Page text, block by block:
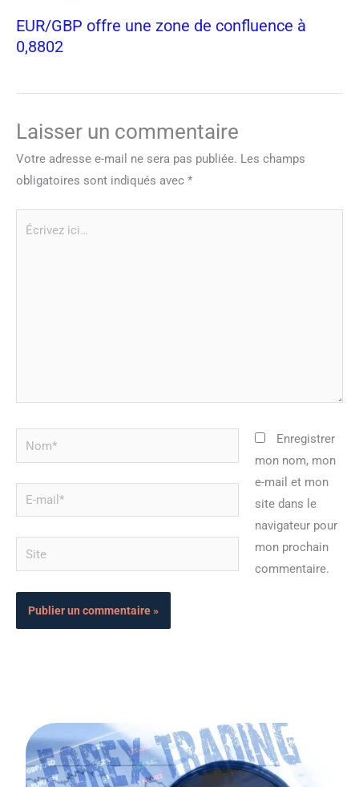
EUR/GBP offre une zone de confluence à
0,8802
Laisser un commentaire
Votre adresse e-mail ne sera pas publiée. Les champs
obligatoires sont indiqués avec *
Nom*
mail*
Site
Enregistrer
mon nom, mon
e-mail et mon
site dans le
navigateur pour
mon prochain
commentaire.